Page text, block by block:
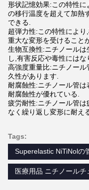
形状記憶効果:この特性
の移行温度を超えて加熱
できる.
超弾力性:この特性によ
重大な変形を受けること
生物互換性:ニチノール
し,有害反応や毒性にはな
高強度重量比:ニチノー
久性があります.
耐腐蝕性:ニチノール管は
耐腐蝕性が優れている.
疲労耐性:ニチノール管は
なく繰り返し変形に耐え
Tags:
Superelastic NiTiNolの
医療用品 ニチノールチ